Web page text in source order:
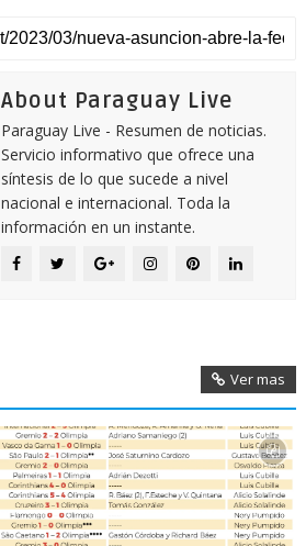
About Paraguay Live
Paraguay Live - Resumen de noticias.
Servicio informativo que ofrece una
síntesis de lo que sucede a nivel
nacional e internacional. Toda la
información en un instante.
Ver mas